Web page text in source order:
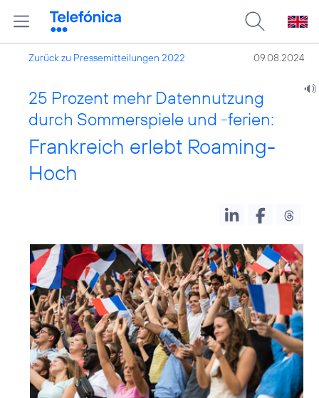
Zurück zu Pressemitteilungen 2022 09.08.2024
25 Prozent mehr Datennutzung
durch Sommerspiele und -ferien:
Frankreich erlebt Roaming-
Hoch